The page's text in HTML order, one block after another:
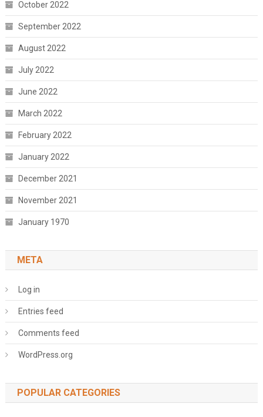
October 2022
September 2022
August 2022
July 2022
June 2022
March 2022
February 2022
January 2022
December 2021
November 2021
January 1970
META
Log in
Entries feed
Comments feed
WordPress.org
POPULAR CATEGORIES